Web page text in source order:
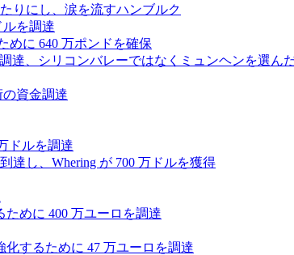
りにし、涙を流すハンブルク
ルを調達
めに 640 万ポンドを確保
達、シリコンバレーではなくミュンヘンを選ん
資金調達
ドルを調達
達し、Whering が 700 万ドルを獲得
めに 400 万ユーロを調達
するために 47 万ユーロを調達